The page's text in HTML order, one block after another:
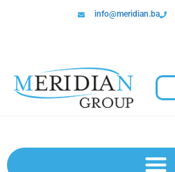
info@meridian.ba